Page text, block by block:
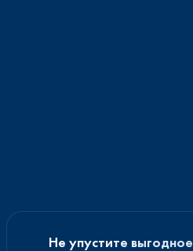
Не упустите выгодное